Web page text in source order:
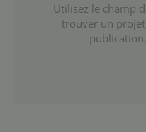
Utilisez le champ
trouver un